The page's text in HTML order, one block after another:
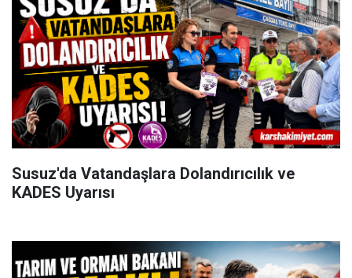
Susuz'da Vatandaşlara Dolandırıcılık ve
KADES Uyarısı